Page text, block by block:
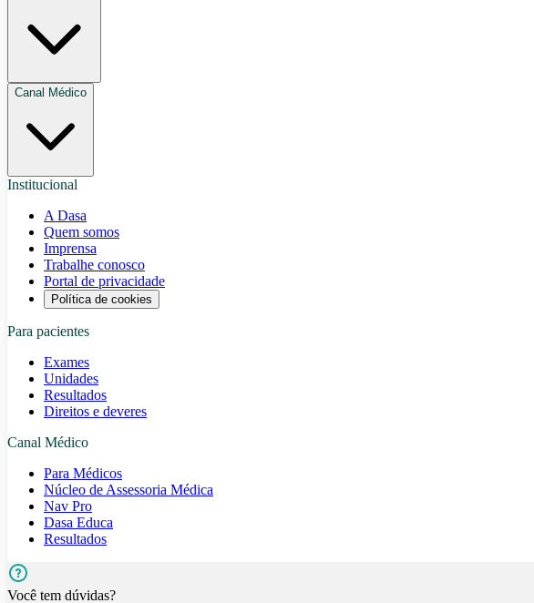
Canal Médico
Institucional
A Dasa
Quem somos
Imprensa
Trabalhe conosco
Portal de privacidade
Política de cookies
Para pacientes
Exames
Unidades
Resultados
Direitos e deveres
Canal Médico
Para Médicos
Núcleo de Assessoria Médica
Nav Pro
Dasa Educa
Resultados
Você tem dúvidas?